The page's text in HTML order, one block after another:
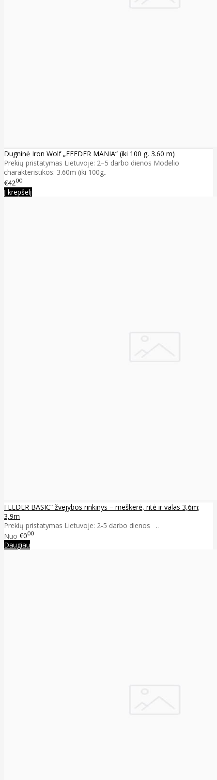
Dugninė Iron Wolf „FEEDER MANIA“ (iki 100 g, 3.60 m)
Prekių pristatymas Lietuvoje: 2–5 darbo dienos Modelio
charakteristikos: 3.60m (iki 100g..
€4200
Į krepšelį
FEEDER BASIC“ žvejybos rinkinys – meškerė, ritė ir valas 3,6m;
3,9m
Prekių pristatymas Lietuvoje: 2-5 darbo dienos ..
Nuo €000
Daugiau